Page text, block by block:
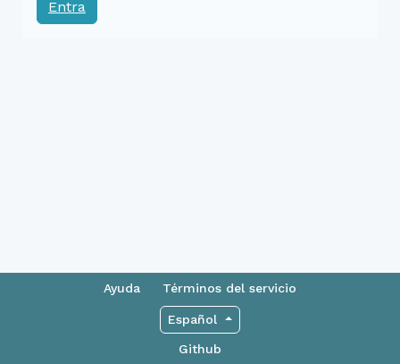
Entra
Ayuda Términos del servicio
Español
Github